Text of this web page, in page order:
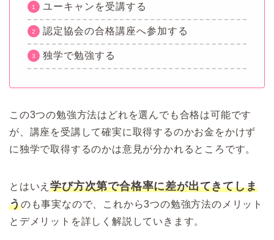
ユーキャンを受講する
認定協会の合格講座へ参加する
独学で勉強する
この3つの勉強方法はどれを選んでも合格は可能です
が、講座を受講して確実に取得するのかお金をかけず
に独学で取得するのかは意見が分かれるところです。
とはいえ学び方次第で合格率に差が出てきてしま
うのも事実なので、これから3つの勉強方法のメリット
とデメリットを詳しく解説していきます。